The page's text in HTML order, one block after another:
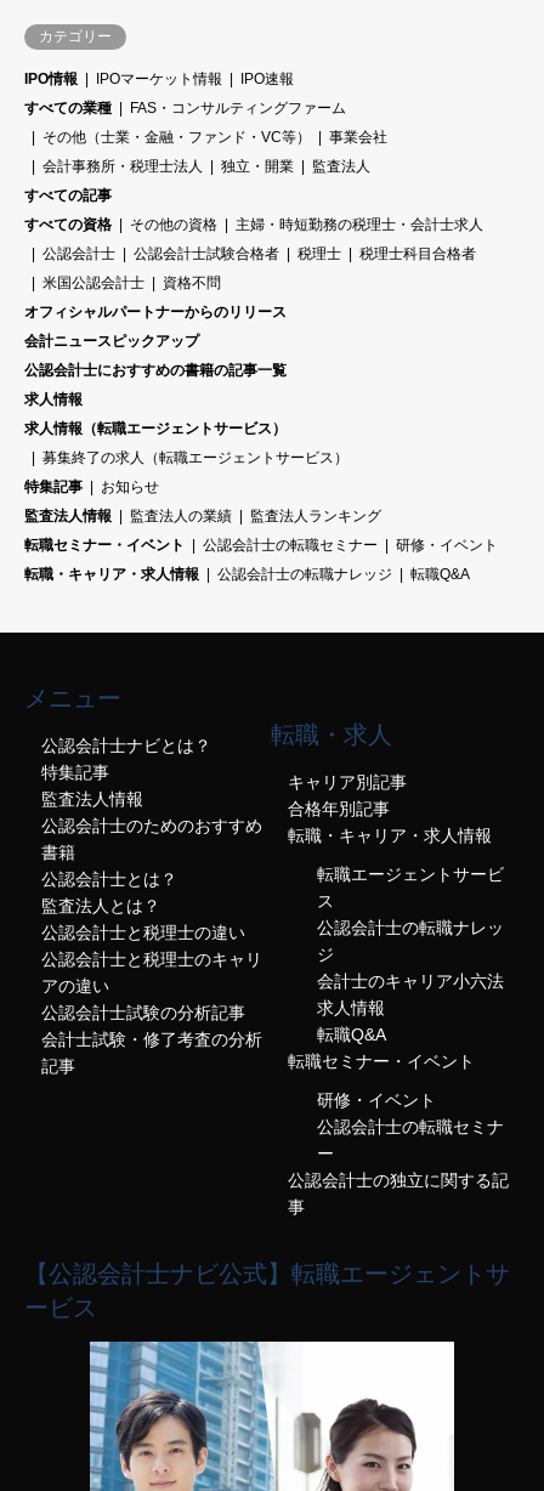
カテゴリー
IPO情報 IPOマーケット情報
IPO速報
すべての業種
FAS・コンサルティングファーム
その他（士業・金融・ファンド・VC等）
事業会社
会計事務所・税理士法人
独立・開業
監査法人
すべての記事
すべての資格
その他の資格
主婦・時短勤務の税理士・会計士求人
公認会計士
公認会計士試験合格者 税理士
税理士科目合格者
米国公認会計士
資格不問
オフィシャルパートナーからのリリース
会計ニュースピックアップ
公認会計士におすすめの書籍の記事一覧
求人情報
求人情報（転職エージェントサービス）
募集終了の求人（転職エージェントサービス）
特集記事
お知らせ
監査法人情報
監査法人の業績
監査法人ランキング
転職セミナー・イベント
公認会計士の転職セミナー
研修・イベント
転職・キャリア・求人情報
公認会計士の転職ナレッジ 転職Q&A
メニュー
公認会計士ナビとは？
特集記事
監査法人情報
公認会計士のためのおすすめ
書籍
公認会計士とは？
監査法人とは？
公認会計士と税理士の違い
公認会計士と税理士のキャリ
アの違い
公認会計士試験の分析記事
会計士試験・修了考査の分析
記事
転職・求人
キャリア別記事
合格年別記事
転職・キャリア・求人情報
転職エージェントサービ
ス
公認会計士の転職ナレッ
ジ
会計士のキャリア小六法
求人情報
転職Q&A
転職セミナー・イベント
研修・イベント
公認会計士の転職セミナ
ー
公認会計士の独立に関する記
事
【公認会計士ナビ公式】転職エージェントサ
ービス